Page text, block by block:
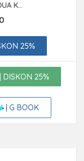
K...
25%
25%
| G BOOK